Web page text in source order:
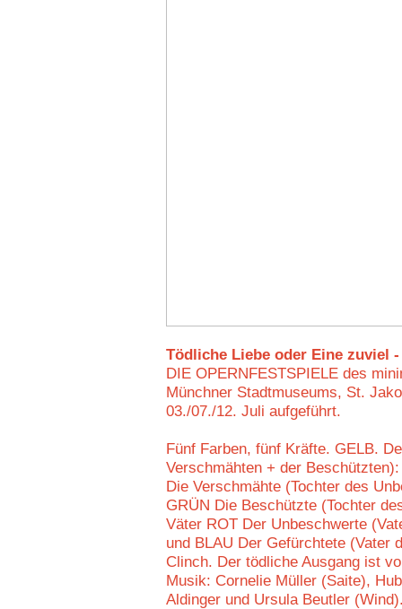
Tödliche Liebe oder Eine zuviel
DIE OPERNFESTSPIELE des
Münchner Stadtmuseums, St.
03./07./12. Juli aufgeführt.
Fünf Farben, fünf Kräfte. GELB.
Verschmähten + der
Die Verschmähte (Tochter des
GRÜN Die Beschützte (Tochter
Väter ROT Der Unbeschwerte
und BLAU Der Gefürchtete (Vater
Clinch. Der tödliche Ausgang ist
Musik: Cornelie Müller (Saite),
Aldinger und Ursula Beutler